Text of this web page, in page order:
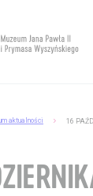
aktualności